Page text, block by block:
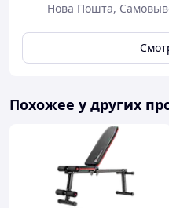
Нова Пошта,
Похожее у других